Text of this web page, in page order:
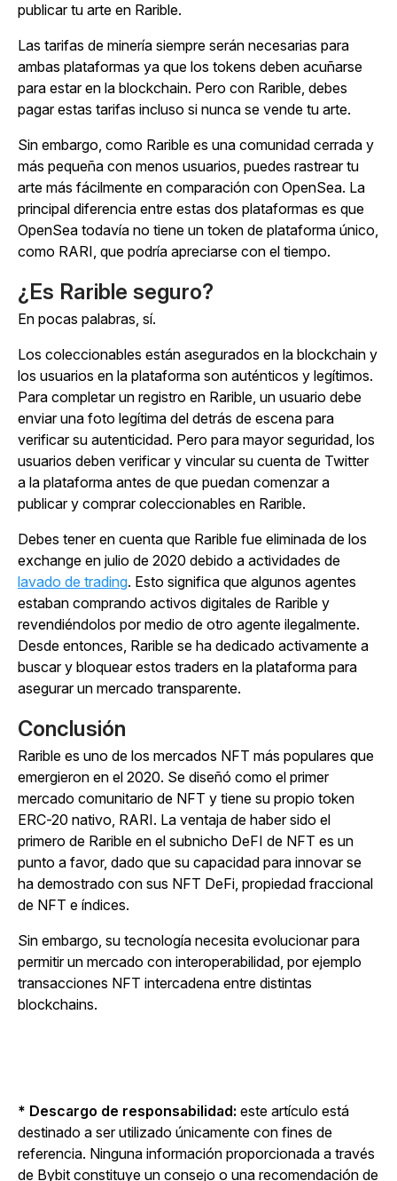
publicar tu arte en Rarible.
Las tarifas de minería siempre serán necesarias para
ambas plataformas ya que los tokens deben acuñarse
para estar en la blockchain. Pero con Rarible, debes
pagar estas tarifas incluso si nunca se vende tu arte.
Sin embargo, como Rarible es una comunidad cerrada y
más pequeña con menos usuarios, puedes rastrear tu
arte más fácilmente en comparación con OpenSea. La
principal diferencia entre estas dos plataformas es que
OpenSea todavía no tiene un token de plataforma único,
como RARI, que podría apreciarse con el tiempo.
¿Es Rarible seguro?
En pocas palabras, sí.
Los coleccionables están asegurados en la blockchain y
los usuarios en la plataforma son auténticos y legítimos.
Para completar un registro en Rarible, un usuario debe
enviar una foto legítima del detrás de escena para
verificar su autenticidad. Pero para mayor seguridad, los
usuarios deben verificar y vincular su cuenta de Twitter
a la plataforma antes de que puedan comenzar a
publicar y comprar coleccionables en Rarible.
Debes tener en cuenta que Rarible fue eliminada de los
exchange en julio de 2020 debido a actividades de
lavado de trading. Esto significa que algunos agentes
estaban comprando activos digitales de Rarible y
revendiéndolos por medio de otro agente ilegalmente.
Desde entonces, Rarible se ha dedicado activamente a
buscar y bloquear estos traders en la plataforma para
asegurar un mercado transparente.
Conclusión
Rarible es uno de los mercados NFT más populares que
emergieron en el 2020. Se diseñó como el primer
mercado comunitario de NFT y tiene su propio token
ERC-20 nativo, RARI. La ventaja de haber sido el
primero de Rarible en el subnicho DeFI de NFT es un
punto a favor, dado que su capacidad para innovar se
ha demostrado con sus NFT DeFi, propiedad fraccional
de NFT e índices.
Sin embargo, su tecnología necesita evolucionar para
permitir un mercado con interoperabilidad, por ejemplo
transacciones NFT intercadena entre distintas
blockchains.
* Descargo de responsabilidad: este artículo está
destinado a ser utilizado únicamente con fines de
referencia. Ninguna información proporcionada a través
de Bybit constituye un consejo o una recomendación de